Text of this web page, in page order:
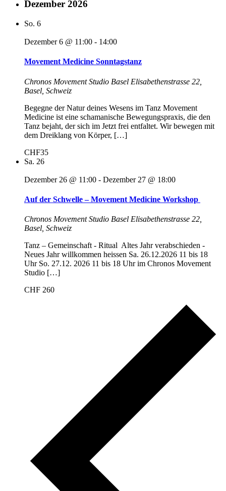
Dezember 2026
So. 6
Dezember 6 @ 11:00 - 14:00
Movement Medicine Sonntagstanz
Chronos Movement Studio Basel Elisabethenstrasse 22,
Basel, Schweiz
Begegne der Natur deines Wesens im Tanz Movement
Medicine ist eine schamanische Bewegungspraxis, die den
Tanz bejaht, der sich im Jetzt frei entfaltet. Wir bewegen mit
dem Dreiklang von Körper, […]
CHF35
Sa. 26
Dezember 26 @ 11:00 - Dezember 27 @ 18:00
Auf der Schwelle – Movement Medicine Workshop
Chronos Movement Studio Basel Elisabethenstrasse 22,
Basel, Schweiz
Tanz – Gemeinschaft - Ritual Altes Jahr verabschieden -
Neues Jahr willkommen heissen Sa. 26.12.2026 11 bis 18
Uhr So. 27.12. 2026 11 bis 18 Uhr im Chronos Movement
Studio […]
CHF 260